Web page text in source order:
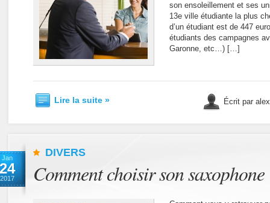
son ensoleillement et ses
13e ville étudiante la plus
d’un étudiant est de 447
étudiants des campagnes
Garonne, etc…) […]
Lire la suite » Écrit par
Jan
24
2017
DIVERS
Comment choisir son saxophone